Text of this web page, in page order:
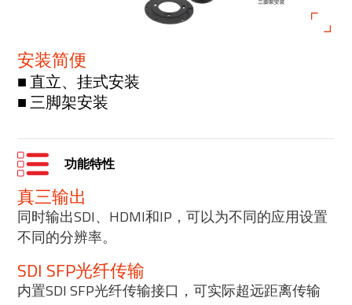
安装简便
■ 直立、挂式安装
■ 三脚架安装
功能特性
真三输出
同时输出SDI、HDMI和IP，可以为不同的应用设置
不同的分辨率。
SDI SFP光纤传输
内置SDI SFP光纤传输接口，可实际超远距离传输